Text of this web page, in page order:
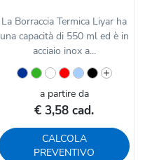
La Borraccia Termica Liyar ha
una capacità di 550 ml ed è in
acciaio inox a...
a partire da
€ 3,58 cad.
CALCOLA
PREVENTIVO